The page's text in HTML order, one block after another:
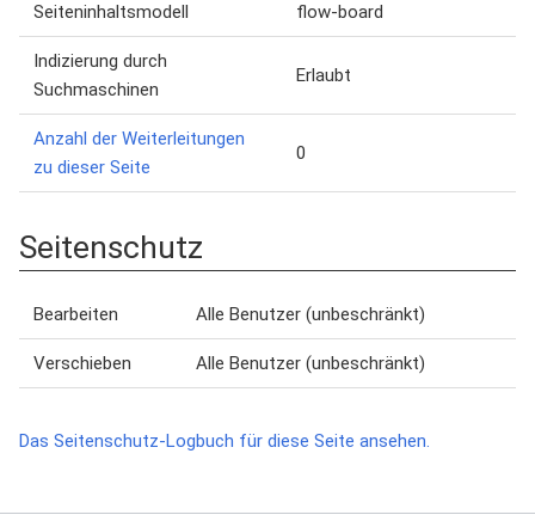
Seiteninhaltsmodell flow-board
Indizierung durch
Suchmaschinen
Erlaubt
Anzahl der Weiterleitungen
zu dieser Seite
0
Seitenschutz
Bearbeiten Alle Benutzer (unbeschränkt)
Verschieben Alle Benutzer (unbeschränkt)
Das Seitenschutz-Logbuch für diese Seite ansehen.